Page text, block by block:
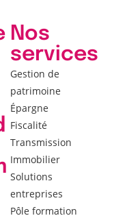
Nos
services
Gestion de
patrimoine
Épargne
Fiscalité
Transmission
Immobilier
Solutions
entreprises
Pôle formation